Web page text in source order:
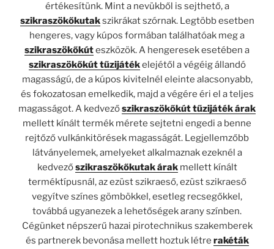
értékesítünk. Mint a nevükből is sejthető, a
szikraszökőkutakszikrákat szórnak. Legtöbb esetben
hengeres, vagy kúpos formában találhatóak meg a
szikraszökőkúteszközök. A hengeresek esetében a
szikraszökőkút tűzijátékelejétől a végéig állandó
magasságú, de a kúpos kivitelnél eleinte alacsonyabb,
és fokozatosan emelkedik, majd a végére éri el a teljes
magasságot. A kedvezőszikraszökőkút tűzijáték árak
mellett kínált termék mérete sejtetni engedi a benne
rejtőző vulkánkitörések magasságát. Legjellemzőbb
látványelemek, amelyeket alkalmaznak ezeknél a
kedvezőszikraszökőkutak árakmellett kínált
terméktípusnál, az ezüst szikraeső, ezüst szikraeső
vegyítve színes gömbökkel, esetleg recsegőkkel,
továbbá ugyanezek a lehetőségek arany színben.
Cégünket népszerű hazai pirotechnikus szakemberek
és partnerek bevonása mellett hoztuk létre rakéták